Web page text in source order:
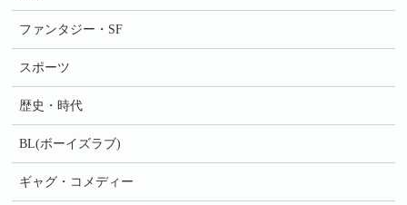
ファンタジー・SF
スポーツ
歴史・時代
BL(ボーイズラブ)
ギャグ・コメディー